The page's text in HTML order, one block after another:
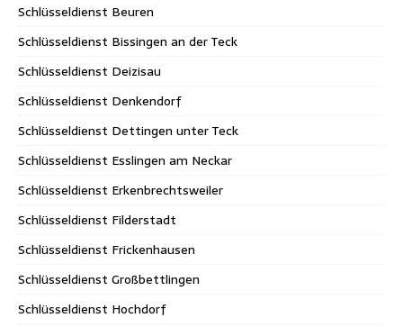
Schlüsseldienst Beuren
Schlüsseldienst Bissingen an der Teck
Schlüsseldienst Deizisau
Schlüsseldienst Denkendorf
Schlüsseldienst Dettingen unter Teck
Schlüsseldienst Esslingen am Neckar
Schlüsseldienst Erkenbrechtsweiler
Schlüsseldienst Filderstadt
Schlüsseldienst Frickenhausen
Schlüsseldienst Großbettlingen
Schlüsseldienst Hochdorf